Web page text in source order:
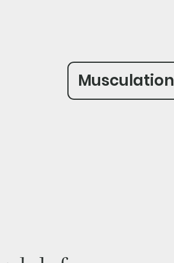
Musculation